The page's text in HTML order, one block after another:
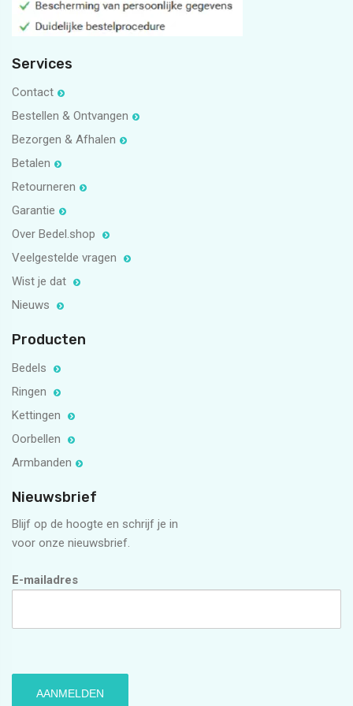
Services
Contact
Bestellen & Ontvangen
Bezorgen & Afhalen
Betalen
Retourneren
Garantie
Over Bedel.shop
Veelgestelde vragen
Wist je dat
Nieuws
Producten
Bedels
Ringen
Kettingen
Oorbellen
Armbanden
Nieuwsbrief
Blijf op de hoogte en schrijf je in
voor onze nieuwsbrief.
E-mailadres